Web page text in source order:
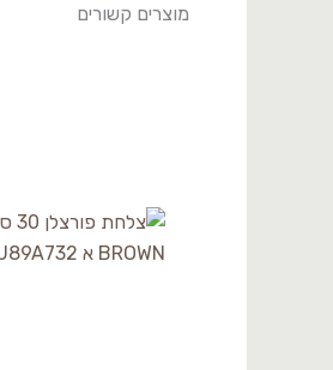
מוצרים קשורים